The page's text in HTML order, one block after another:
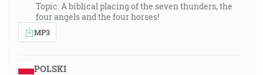
Topic: A biblical placing of the seven thunders, the
four angels and the four horses!
MP3
POLSKI